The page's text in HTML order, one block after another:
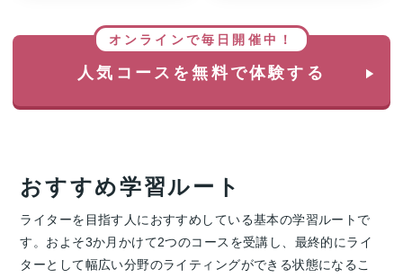
オンラインで毎日開催中！
人気コースを無料で体験する
おすすめ学習ルート
ライターを目指す人におすすめしている基本の学習ルートで
す。およそ3か月かけて2つのコースを受講し、最終的にライ
ターとして幅広い分野のライティングができる状態になるこ